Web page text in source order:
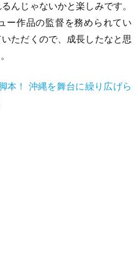
んじゃないかと楽しみです。
ー作品の監督を務められてい
ただくので、成長したなと思
本！ 沖縄を舞台に繰り広げら